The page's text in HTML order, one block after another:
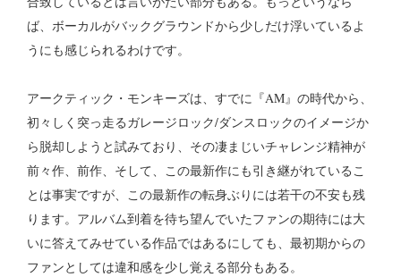
ば、ボーカルがバックグラウンドから少しだけ浮いているよ
うにも感じられるわけです。
アークティック・モンキーズは、すでに『AM』の時代から、
初々しく突っ走るガレージロック/ダンスロックのイメージか
ら脱却しようと試みており、その凄まじいチャレンジ精神が
前々作、前作、そして、この最新作にも引き継がれているこ
とは事実ですが、この最新作の転身ぶりには若干の不安も残
ります。アルバム到着を待ち望んでいたファンの期待には大
いに答えてみせている作品ではあるにしても、最初期からの
ファンとしては違和感を少し覚える部分もある。